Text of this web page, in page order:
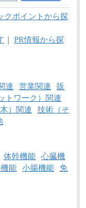
クポイントから探
｜ PR情報から探
連 営業関連
販
トワーク）関連
）関連
技術（そ
体幹機能 心臓機
能 小腸機能 免